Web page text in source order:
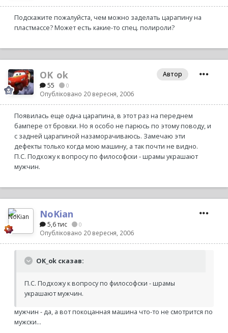
Подскажите пожалуйста, чем можно заделать царапину на
пластмассе? Может есть какие-то спец. полироли?
OK_ok
55 0
Опубліковано 20 вересня, 2006
Автор
Появилась еще одна царапина, в этот раз на переднем
бампере от бровки. Но я особо не парюсь по этому поводу, и
с задней царапиной назаморачиваюсь. Замечаю эти
дефекты только когда мою машину, а так почти не видно.
П.С. Подхожу к вопросу по философски - шрамы украшают
мужчин.
NoKian
5,6 тис 0
Опубліковано 20 вересня, 2006
OK_ok сказав:
П.С. Подхожу к вопросу по философски - шрамы
украшают мужчин.
мужчин - да, а вот покоцанная машина что-то не смотрится по
мужски...